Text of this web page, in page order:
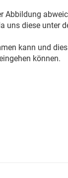
Abbildung
uns diese
kann und
können.